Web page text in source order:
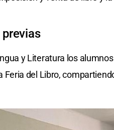
y Literatura los
Feria del Libro,